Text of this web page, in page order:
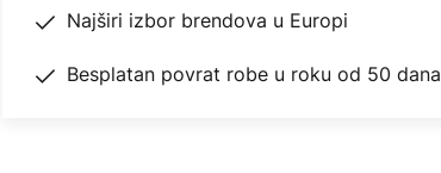
Najširi izbor brendova u Europi
Besplatan povrat robe u roku od 50 dana